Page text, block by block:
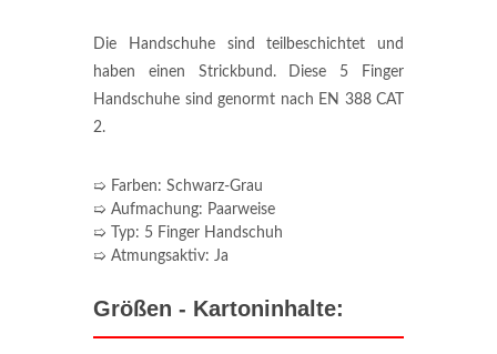
Die Handschuhe sind teilbeschichtet und
haben einen Strickbund. Diese 5 Finger
Handschuhe sind genormt nach EN 388 CAT
2.
➯ Farben: Schwarz-Grau
➯ Aufmachung: Paarweise
➯ Typ: 5 Finger Handschuh
➯ Atmungsaktiv: Ja
Größen - Kartoninhalte: